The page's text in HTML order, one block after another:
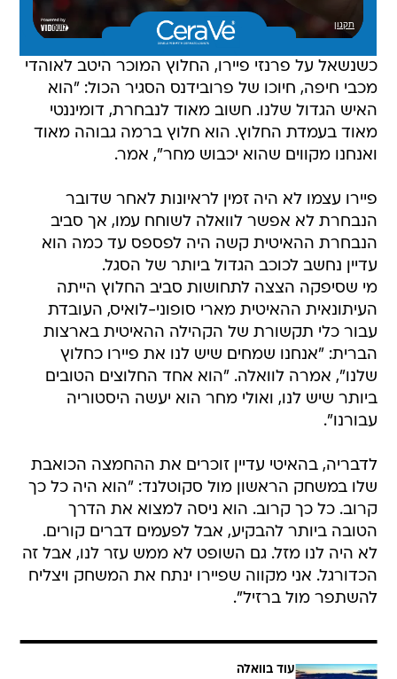
כשנשאל על פרנזי פיירו, החלוץ המוכר היטב לאוהדי
מכבי חיפה, חיוכו של פרובידנס הסגיר הכול: "הוא
האיש הגדול שלנו. חשוב מאוד לנבחרת, דומיננטי
מאוד בעמדת החלוץ. הוא חלוץ ברמה גבוהה מאוד
ואנחנו מקווים שהוא יכבוש מחר", אמר.
פיירו עצמו לא היה זמין לראיונות לאחר שדובר
הנבחרת לא אפשר לוואלה לשוחח עמו, אך סביב
הנבחרת ההאיטית קשה היה לפספס עד כמה הוא
עדיין נחשב לכוכב הגדול ביותר של הסגל.
מי שסיפקה הצצה לתחושות סביב החלוץ הייתה
העיתונאית ההאיטית מארי סופוני-לואיס, העובדת
עבור כלי תקשורת של הקהילה ההאיטית בארצות
הברית: "אנחנו שמחים שיש לנו את פיירו כחלוץ
שלנו", אמרה לוואלה. "הוא אחד החלוצים הטובים
ביותר שיש לנו, ואולי מחר הוא יעשה היסטוריה
עבורנו".
לדבריה, בהאיטי עדיין זוכרים את ההחמצה הכואבת
שלו במשחק הראשון מול סקוטלנד: "הוא היה כל כך
קרוב. כל כך קרוב. הוא ניסה למצוא את הדרך
הטובה ביותר להבקיע, אבל לפעמים דברים קורים.
לא היה לנו מזל. גם השופט לא ממש עזר לנו, אבל זה
הכדורגל. אני מקווה שפיירו ינתח את המשחק ויצליח
להשתפר מול ברזיל".
עוד בוואלה